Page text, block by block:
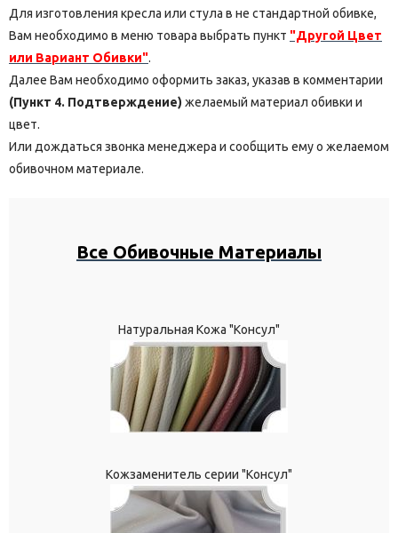
Для изготовления кресла или стула в не стандартной обивке,
Вам необходимо в меню товара выбрать пункт "Другой Цвет
или Вариант Обивки".
Далее Вам необходимо оформить заказ, указав в комментарии
(Пункт 4. Подтверждение) желаемый материал обивки и
цвет.
Или дождаться звонка менеджера и сообщить ему о желаемом
обивочном материале.
Все Обивочные Материалы
Натуральная Кожа "Консул"
Кожзаменитель серии "Консул"